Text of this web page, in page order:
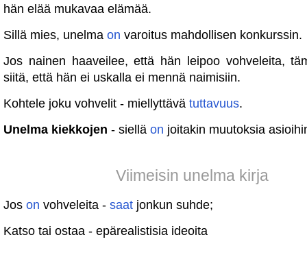
hän elää mukavaa elämää.
Sillä mies, unelma on varoitus mahdollisen konkurssin.
Jos nainen haaveilee, että hän leipoo vohveleita,
siitä, että hän ei uskalla ei mennä naimisiin.
Kohtele joku vohvelit - miellyttävä tuttavuus.
Unelma kiekkojen - siellä on joitakin muutoksia
Viimeisin unelma kirja
Jos on vohveleita - saat jonkun suhde;
Katso tai ostaa - epärealistisia ideoita